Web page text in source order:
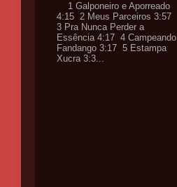
1 Galponeiro e Aporreado
4:15 2 Meus Parceiros 3:57
3 Pra Nunca Perder a
Essência 4:17 4 Campeando
Fandango 3:17 5 Estampa
Xucra 3:3...